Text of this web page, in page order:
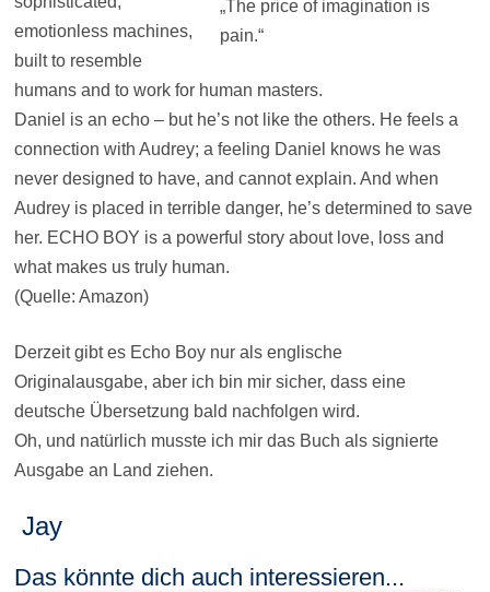
„The price of imagination is
pain.“
emotionless machines,
built to resemble
humans and to work for human masters.
Daniel is an echo – but he’s not like the others. He feels a
connection with Audrey; a feeling Daniel knows he was
never designed to have, and cannot explain. And when
Audrey is placed in terrible danger, he’s determined to save
her. ECHO BOY is a powerful story about love, loss and
what makes us truly human.
(Quelle: Amazon)
Derzeit gibt es Echo Boy nur als englische
Originalausgabe, aber ich bin mir sicher, dass eine
deutsche Übersetzung bald nachfolgen wird.
Oh, und natürlich musste ich mir das Buch als signierte
Ausgabe an Land ziehen.
Jay
Das könnte dich auch interessieren...